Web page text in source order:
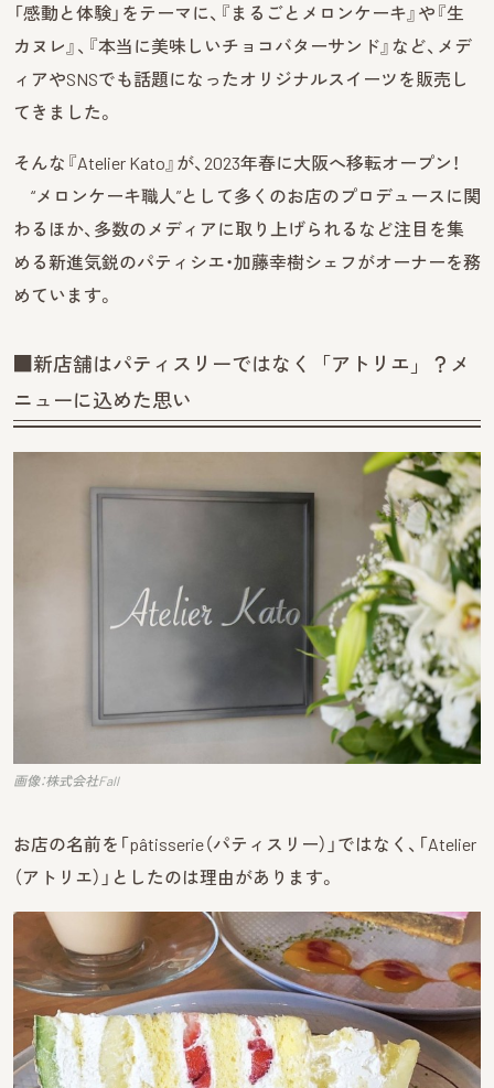
「感動と体験」をテーマに、『まるごとメロンケーキ』や『生
カヌレ』、『本当に美味しいチョコバターサンド』など、メデ
ィアやSNSでも話題になったオリジナルスイーツを販売し
てきました。
そんな『Atelier Kato』が、2023年春に大阪へ移転オープン！
“メロンケーキ職人”として多くのお店のプロデュースに関
わるほか、多数のメディアに取り上げられるなど注目を集
める新進気鋭のパティシエ・加藤幸樹シェフがオーナーを務
めています。
■新店舗はパティスリーではなく「アトリエ」？メ
ニューに込めた思い
画像：株式会社Fall
お店の名前を「pâtisserie（パティスリー）」ではなく、「Atelier
（アトリエ）」としたのは理由があります。